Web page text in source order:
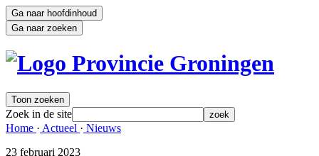
Ga naar hoofdinhoud
Ga naar zoeken
Toon zoeken
Zoek in de site zoek
Home · Actueel · Nieuws
23 februari 2023